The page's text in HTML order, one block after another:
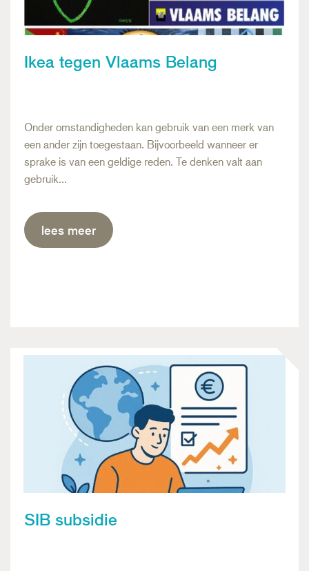
Ikea tegen Vlaams Belang
Onder omstandigheden kan gebruik van een merk van
een ander zijn toegestaan. Bijvoorbeeld wanneer er
sprake is van een geldige reden. Te denken valt aan
gebruik…
lees meer
SIB subsidie